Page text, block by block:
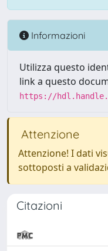
Informazioni
Utilizza questo
link a questo
https://
Attenzione
Attenzione! I dati
sottoposti a
Citazioni